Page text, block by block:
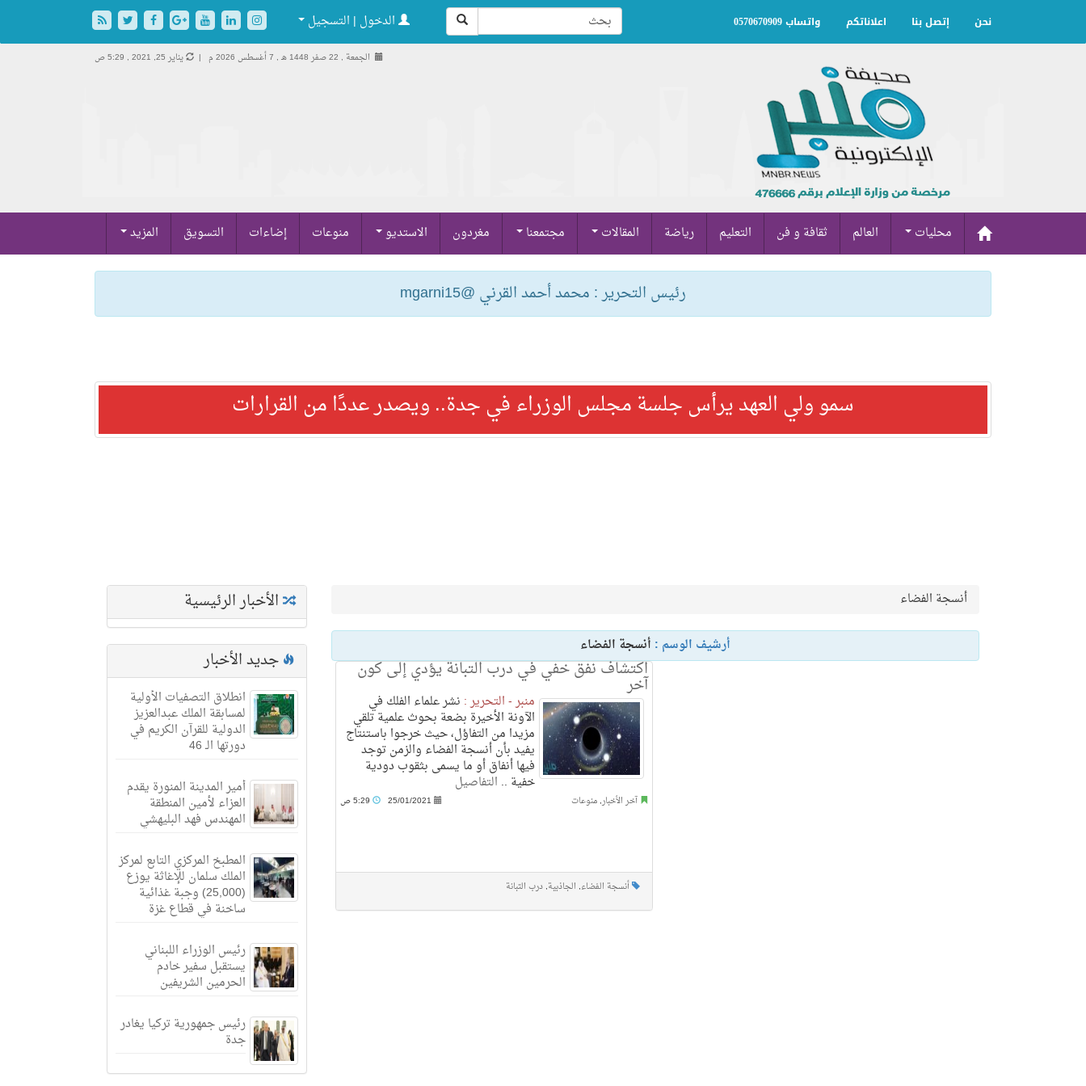
نحن إتصل بنا اعلاناتكم واتساب 0570670909 الدخول | التسجيل
الجمعة , 22 صفر 1448 هـ , 7 أغسطس 2026 م | يناير 25, 2021 , 5:29 ص
محليات العالم ثقافة و فن التعليم رياضة المقالات مجتمعنا مغردون الاستديو منوعات إضاءات التسويق المزيد
رئيس التحرير : محمد أحمد القرني @mgarni15
سمو ولي العهد يرأس جلسة مجلس الوزراء في جدة.. ويصدر عددًا من القرارات
الأخبار الرئيسية
جديد الأخبار
انطلاق التصفيات الأولية
لمسابقة الملك عبدالعزيز
الدولية للقرآن الكريم في
دورتها الـ 46
أمير المدينة المنورة يقدم
العزاء لأمين المنطقة
المهندس فهد البليهشي
المطبخ المركزي التابع لمركز
الملك سلمان للإغاثة يوزع
(25,000) وجبة غذائية
ساخنة في قطاع غزة
رئيس الوزراء اللبناني
يستقبل سفير خادم
الحرمين الشريفين
رئيس جمهورية تركيا يغادر
جدة
أنسجة الفضاء
أرشيف الوسم : أنسجة الفضاء
اكتشاف نفق خفي في درب التبانة يؤدي إلى كون
آخر
منبر - التحرير : نشر علماء الفلك في
الآونة الأخيرة بضعة بحوث علمية تلقي
مزيدا من التفاؤل، حيث خرجوا باستنتاج
يفيد بأن أنسجة الفضاء والزمن توجد
فيها أنفاق أو ما يسمى بثقوب دودية
خفية .. التفاصيل
آخر الأخبار,منوعات 25/01/2021
أنسجة الفضاء, الجاذبية,درب التبانة